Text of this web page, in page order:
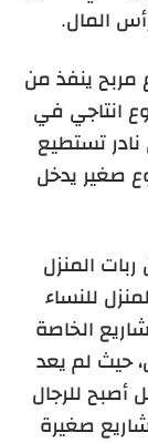
المال.
مربح ينفذ من
انتاجي في
تستطيع
صغير يدخل
المنزل
للنساء
الخاصة
حيث لم يعد
أصبح للرجال
صغيرة